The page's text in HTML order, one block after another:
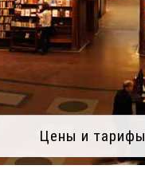
Цены и тарифы